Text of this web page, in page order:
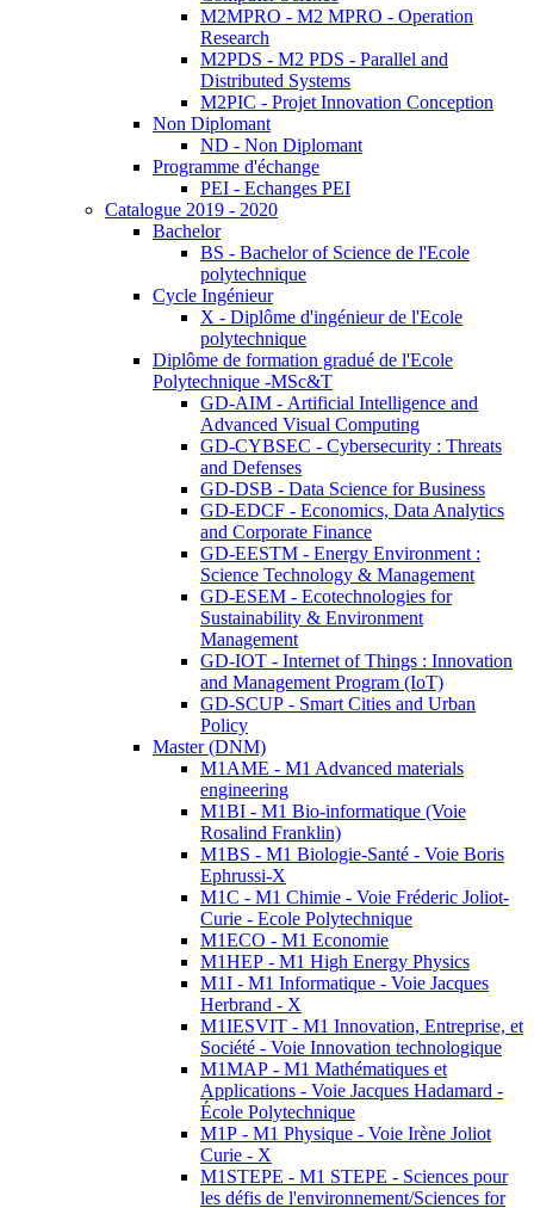
M2MPRO - M2 MPRO - Operation
Research
M2PDS - M2 PDS - Parallel and
Distributed Systems
M2PIC - Projet Innovation Conception
Non Diplomant
ND - Non Diplomant
Programme d'échange
PEI - Echanges PEI
Catalogue 2019 - 2020
Bachelor
BS - Bachelor of Science de l'Ecole
polytechnique
Cycle Ingénieur
X - Diplôme d'ingénieur de l'Ecole
polytechnique
Diplôme de formation gradué de l'Ecole
Polytechnique -MSc&T
GD-AIM - Artificial Intelligence and
Advanced Visual Computing
GD-CYBSEC - Cybersecurity : Threats
and Defenses
GD-DSB - Data Science for Business
GD-EDCF - Economics, Data Analytics
and Corporate Finance
GD-EESTM - Energy Environment :
Science Technology & Management
GD-ESEM - Ecotechnologies for
Sustainability & Environment
Management
GD-IOT - Internet of Things : Innovation
and Management Program (IoT)
GD-SCUP - Smart Cities and Urban
Policy
Master (DNM)
M1AME - M1 Advanced materials
engineering
M1BI - M1 Bio-informatique (Voie
Rosalind Franklin)
M1BS - M1 Biologie-Santé - Voie Boris
Ephrussi-X
M1C - M1 Chimie - Voie Fréderic Joliot-
Curie - Ecole Polytechnique
M1ECO - M1 Economie
M1HEP - M1 High Energy Physics
M1I - M1 Informatique - Voie Jacques
Herbrand - X
M1IESVIT - M1 Innovation, Entreprise, et
Société - Voie Innovation technologique
M1MAP - M1 Mathématiques et
Applications - Voie Jacques Hadamard -
École Polytechnique
M1P - M1 Physique - Voie Irène Joliot
Curie - X
M1STEPE - M1 STEPE - Sciences pour
les défis de l'environnement/Sciences for